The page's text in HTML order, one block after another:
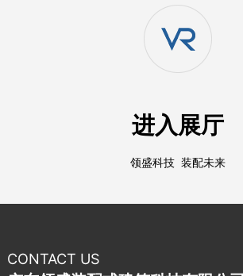
进入展厅
领盛科技 装配未来
CONTACT US